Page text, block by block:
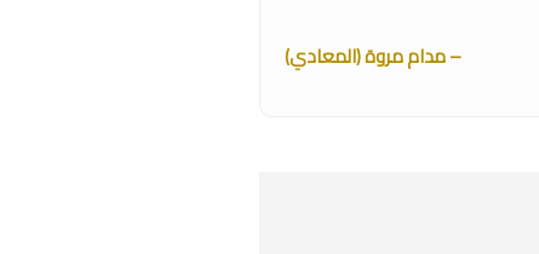
– مدام مروة (المعادي)